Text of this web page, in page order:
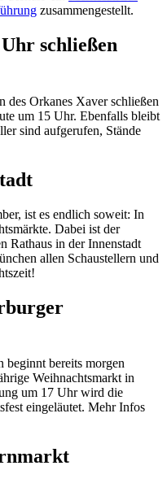
zusammengestellt.
schließen
des Orkanes Xaver schließen
um 15 Uhr. Ebenfalls bleibt
sind aufgerufen, Stände
ist es endlich soweit: In
Dabei ist der
Rathaus in der Innenstadt
allen Schaustellern und
beginnt bereits morgen
Weihnachtsmarkt in
um 17 Uhr wird die
eingeläutet. Mehr Infos